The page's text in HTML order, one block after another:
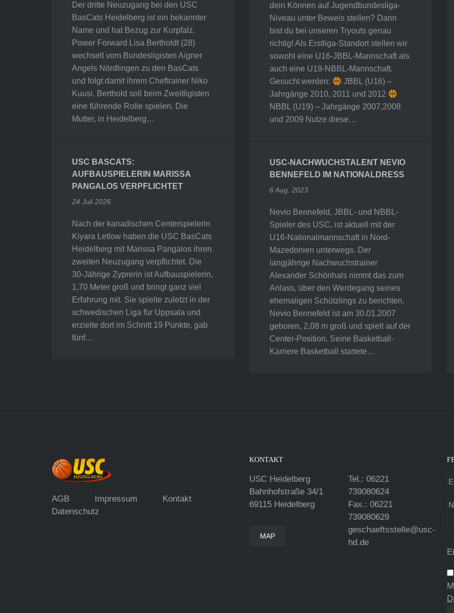
Der dritte Neuzugang bei den USC
BasCats Heidelberg ist ein bekannter
Name und hat Bezug zur Kurpfalz.
Power Forward Lisa Bertholdt (28)
wechselt vom Bundesligisten Aigner
Angels Nördlingen zu den BasCats
und folgt damit ihrem Cheftrainer Niko
Kuusi. Berthold soll beim Zweitligisten
eine führende Rolle spielen. Die
Mutter, in Heidelberg…
USC BASCATS:
AUFBAUSPIELERIN MARISSA
PANGALOS VERPFLICHTET
24 Juli 2026
Nach der kanadischen Centerspielerin
Kiyara Letlow haben die USC BasCats
Heidelberg mit Marissa Pangalos ihren
zweiten Neuzugang verpflichtet. Die
30-Jährige Zyprerin ist Aufbauspielerin,
1,70 Meter groß und bringt ganz viel
Erfahrung mit. Sie spielte zuletzt in der
schwedischen Liga für Uppsala und
erzielte dort im Schnitt 19 Punkte, gab
fünf…
dein Können auf Jugendbundesliga-
Niveau unter Beweis stellen? Dann
bist du bei unseren Tryouts genau
richtig! Als Erstliga-Standort stellen wir
sowohl eine U16-JBBL-Mannschaft als
auch eine U19-NBBL-Mannschaft.
Gesucht werden:
JBBL (U16) –
Jahrgänge 2010, 2011 und 2012
NBBL (U19) – Jahrgänge 2007,2008
und 2009 Nutze diese…
USC-NACHWUCHSTALENT NEVIO
BENNEFELD IM NATIONALDRESS
6 Aug. 2023
Nevio Bennefeld, JBBL- und NBBL-
Spieler des USC, ist aktuell mit der
U16-Nationalmannschaft in Nord-
Mazedonien unterwegs. Der
langjährige Nachwuchstrainer
Alexander Schönhals nimmt das zum
Anlass, über den Werdegang seines
ehemaligen Schützlings zu berichten.
Nevio Bennefeld ist am 30.01.2007
geboren, 2,08 m groß und spielt auf der
Center-Position. Seine Basketball-
Karriere Basketball startete…
AGB Impressum
Kontakt
Datenschutz
KONTAKT
USC Heidelberg
Bahnhofstraße 34/1
69115 Heidelberg
MAP
Tel.: 06221
739080624
Fax.: 06221
739080629
geschaeftsstelle@usc-
hd.de